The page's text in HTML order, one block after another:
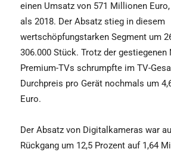
einen Umsatz von 571 Millionen
als 2018. Der Absatz stieg in diesem
wertschöpfungstarken Segment um
306.000 Stück. Trotz der gestiegenen
Premium-TVs schrumpfte im TV-
Durchpreis pro Gerät nochmals um
Euro.
Der Absatz von Digitalkameras war
Rückgang um 12,5 Prozent auf 1,64